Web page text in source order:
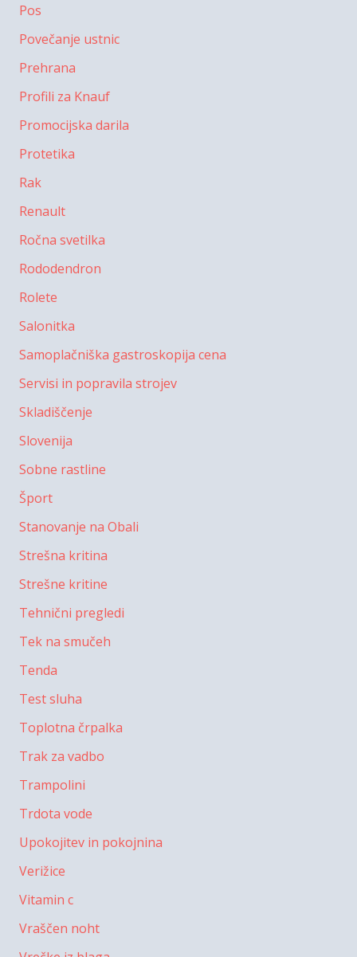
Pos
Povečanje ustnic
Prehrana
Profili za Knauf
Promocijska darila
Protetika
Rak
Renault
Ročna svetilka
Rododendron
Rolete
Salonitka
Samoplačniška gastroskopija cena
Servisi in popravila strojev
Skladiščenje
Slovenija
Sobne rastline
Šport
Stanovanje na Obali
Strešna kritina
Strešne kritine
Tehnični pregledi
Tek na smučeh
Tenda
Test sluha
Toplotna črpalka
Trak za vadbo
Trampolini
Trdota vode
Upokojitev in pokojnina
Verižice
Vitamin c
Vraščen noht